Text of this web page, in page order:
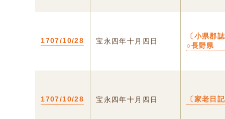
1707/10/28 宝永四年十月四日
〔小県郡
○長野県
1707/10/28 宝永四年十月四日 〔家老日